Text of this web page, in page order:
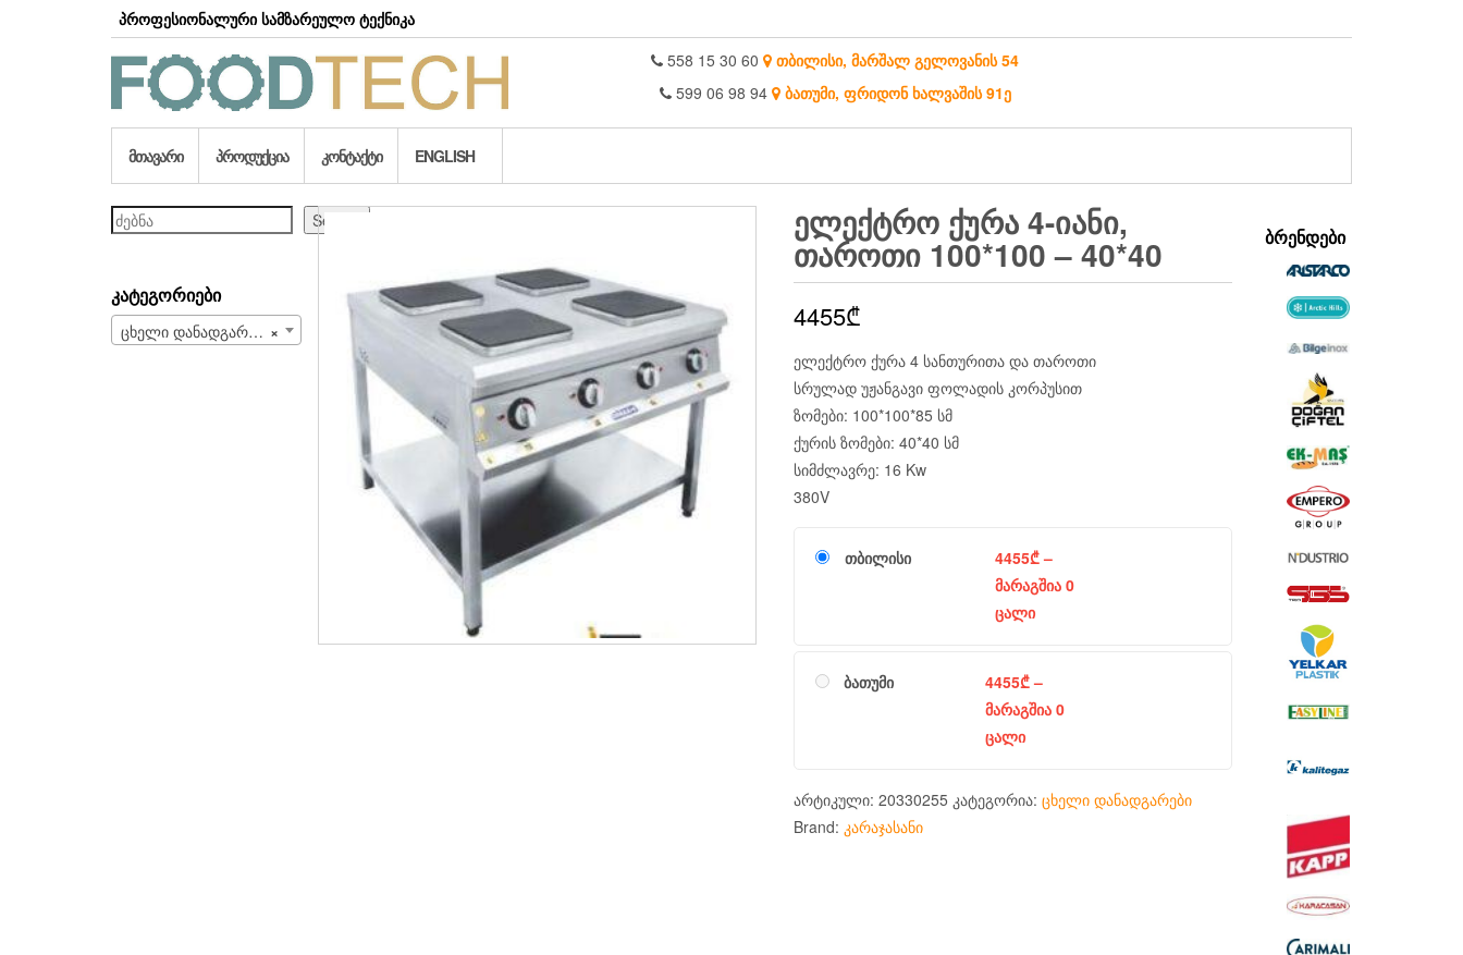
პროფესიონალური სამზარეულო ტექნიკა
558 15 30 60
თბილისი, მარშალ გელოვანის 54
599 06 98 94
ბათუმი, ფრიდონ ხალვაშის 91ე
ᲛᲗᲐᲕᲐᲠᲘ ᲞᲠᲝᲓᲣᲥᲪᲘᲐ ᲙᲝᲜᲢᲐᲥᲢᲘ ENGLISH
ძებნა Search
ᲙᲐᲢᲔᲒᲝᲠᲘᲔᲑᲘ
×
ცხელი დანადგარები (106)
ᲔᲚᲔᲥᲢᲠᲝ ᲥᲣᲠᲐ 4-ᲘᲐᲜᲘ,
ᲗᲐᲠᲝᲗᲘ 100*100 – 40*40
4455₾
ელექტრო ქურა 4 სანთურითა და თაროთი
სრულად უჟანგავი ფოლადის კორპუსით
ზომები: 100*100*85 სმ
ქურის ზომები: 40*40 სმ
სიმძლავრე: 16 Kw
380V
თბილისი 4455₾–
მარაგშია 0
ცალი
ბათუმი 4455₾–
მარაგშია 0
ცალი
არტიკული: 20330255 კატეგორია: ცხელი დანადგარები
Brand: კარაჯასანი
ᲑᲠᲔᲜᲓᲔᲑᲘ